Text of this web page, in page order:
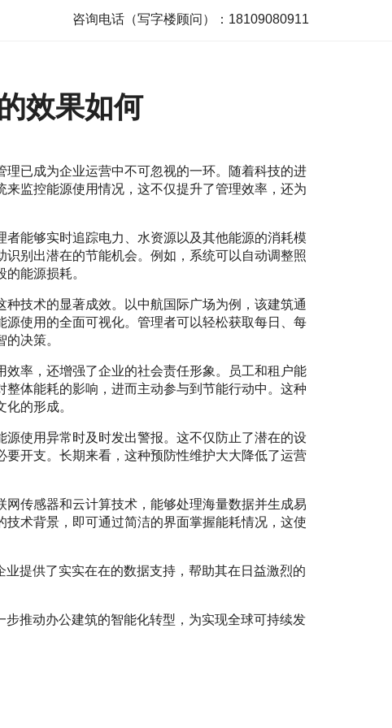
咨询电话（写字楼顾问）：18109080911
效果如何
已成为企业运营中不可忽视的一环。随着科技的进
监控能源使用情况，这不仅提升了管理效率，还为
能够实时追踪电力、水资源以及其他能源的消耗模
别出潜在的节能机会。例如，系统可以自动调整照
能源损耗。
技术的显著成效。以中航国际广场为例，该建筑通
使用的全面可视化。管理者可以轻松获取每日、每
决策。
率，还增强了企业的社会责任形象。员工和租户能
体能耗的影响，进而主动参与到节能行动中。这种
的形成。
使用异常时及时发出警报。这不仅防止了潜在的设
开支。长期来看，这种预防性维护大大降低了运营
传感器和云计算技术，能够处理海量数据并生成易
术背景，即可通过简洁的界面掌握能耗情况，这使
提供了实实在在的数据支持，帮助其在日益激烈的
推动办公建筑的智能化转型，为实现全球可持续发